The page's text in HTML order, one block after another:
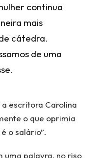
continua
mais
cátedra.
de uma
escritora Carolina
o que oprimia
o salário”.
uma palavra, no riso